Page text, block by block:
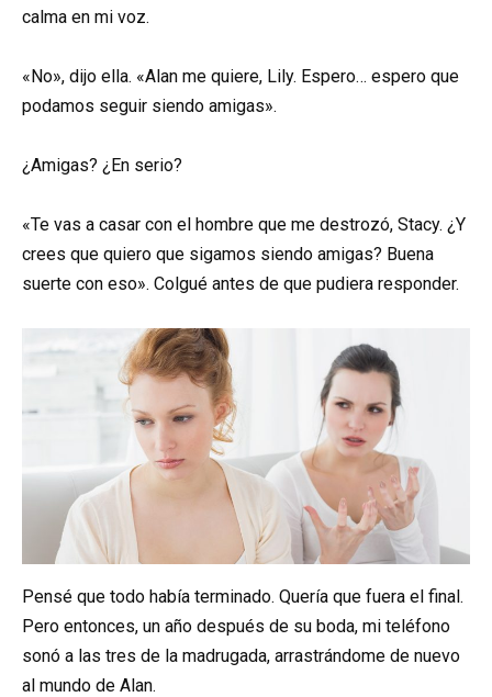
calma en mi voz.
«No», dijo ella. «Alan me quiere, Lily. Espero… espero que
podamos seguir siendo amigas».
¿Amigas? ¿En serio?
«Te vas a casar con el hombre que me destrozó, Stacy. ¿Y
crees que quiero que sigamos siendo amigas? Buena
suerte con eso». Colgué antes de que pudiera responder.
Pensé que todo había terminado. Quería que fuera el final.
Pero entonces, un año después de su boda, mi teléfono
sonó a las tres de la madrugada, arrastrándome de nuevo
al mundo de Alan.